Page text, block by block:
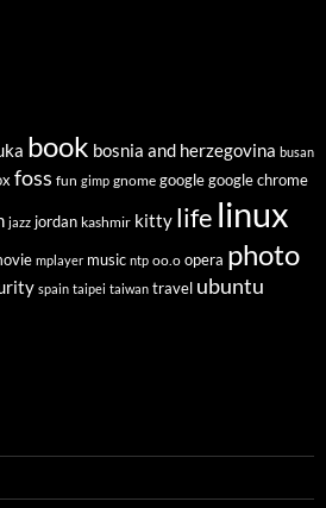
book bosnia and herzegovina busan
foss fun gimp gnome google google chrome
jazz jordan kashmir kitty life linux
mplayer music ntp oo.o opera photo
spain taipei taiwan travel ubuntu